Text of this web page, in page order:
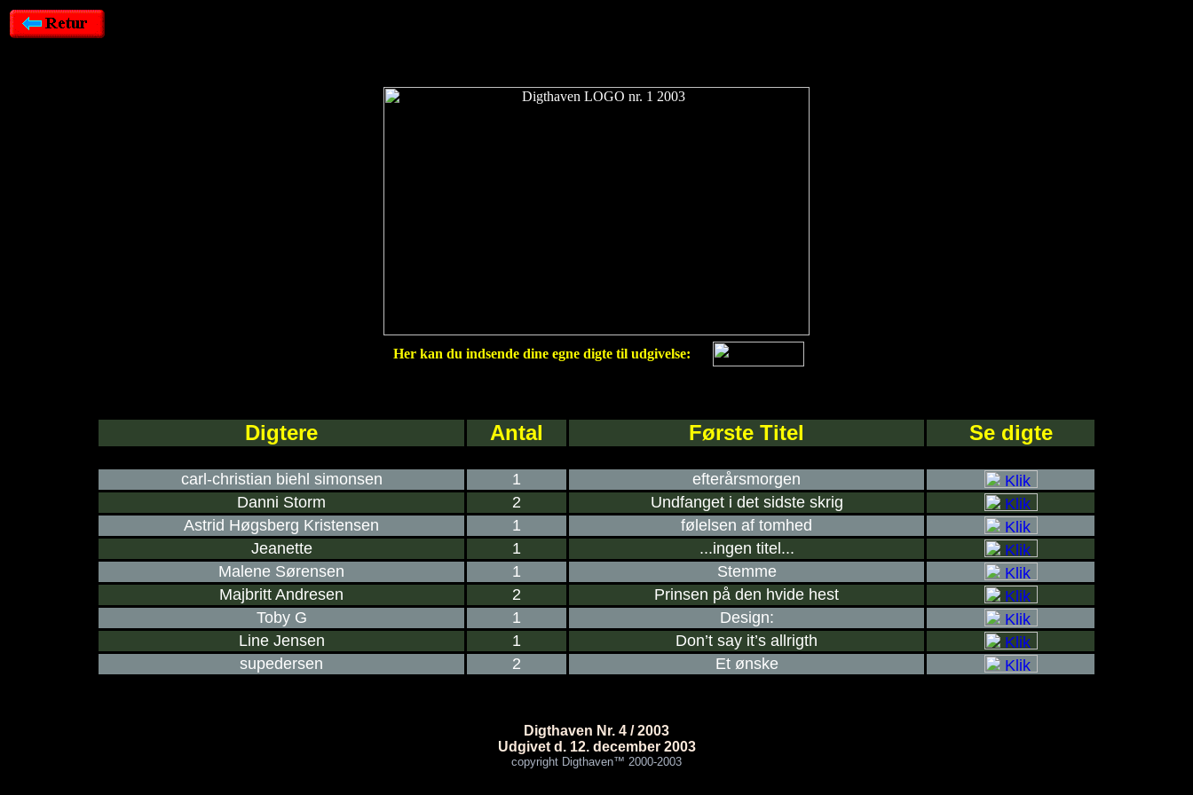
Her kan du indsende dine egne digte til udgivelse:
Digtere Antal Første Titel Se digte
carl-christian biehl simonsen 1
efterårsmorgen
Danni Storm
2
Undfanget i det sidste skrig
Astrid Høgsberg Kristensen
1
følelsen af tomhed
Jeanette
1
...ingen titel...
Malene Sørensen
1
Stemme
Majbritt Andresen
2
Prinsen på den hvide hest
Toby G
1
Design:
Line Jensen
1
Don’t say it’s allrigth
supedersen
2 Et ønske
Digthaven Nr. 4 / 2003
Udgivet d. 12. december 2003
copyright Digthaven™ 2000-2003